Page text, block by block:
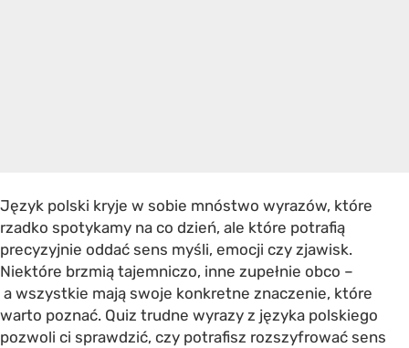
Język polski kryje w sobie mnóstwo wyrazów, które
rzadko spotykamy na co dzień, ale które potrafią
precyzyjnie oddać sens myśli, emocji czy zjawisk.
Niektóre brzmią tajemniczo, inne zupełnie obco –
a wszystkie mają swoje konkretne znaczenie, które
warto poznać. Quiz trudne wyrazy z języka polskiego
pozwoli ci sprawdzić, czy potrafisz rozszyfrować sens